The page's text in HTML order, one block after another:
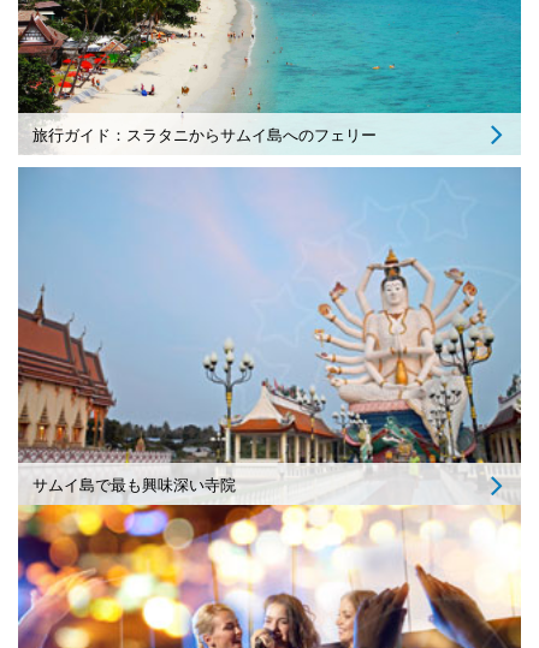
旅行ガイド：スラタニからサムイ島へのフェリー
サムイ島で最も興味深い寺院